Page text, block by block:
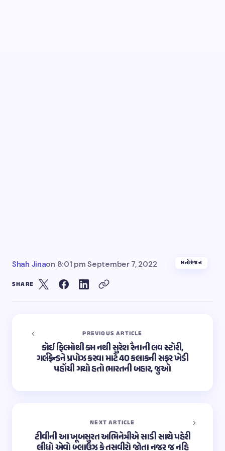
Shah Jinaon 8:01 pm September 7, 2022 મનોરંજન
SHARE
PREVIOUS ARTICLE
કોઈ ફિલ્મોથી કમ નથી સુરેશ રૈનાની લવ સ્ટોરી,
ગર્લફ્રેન્ડને પ્રપોઝ કરવા માટે 40 કલાકની સફર ખેડી
પહોંચી ગયો હતો ભારતની બહાર, જુઓ
NEXT ARTICLE
ટીવીની આ ખૂબસુરત અભિનેત્રીએ સાડી સાથે પહેરી
લીધો એવો બ્લાઉઝ કે તસવીરો જોતા નજર જ નહિ